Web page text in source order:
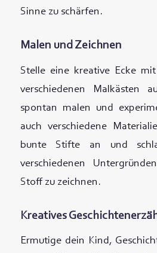
Sinne zu schärfen.
Malen und Zeichnen
Stelle eine kreative Ecke
verschiedenen Malkästen
spontan malen und
auch verschiedene
bunte Stifte an und
verschiedenen
Stoff zu zeichnen.
Kreatives
Ermutige dein Kind,